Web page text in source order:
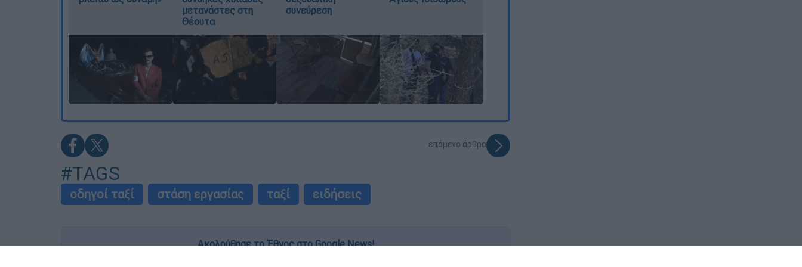
μετανάστες στη
Θέουτα
συνεύρεση
επόμενο άρθρο
#TAGS
οδηγοί ταξί στάση εργασίας ταξί ειδήσεις
Ακολούθησε το Έθνος στο Google News!